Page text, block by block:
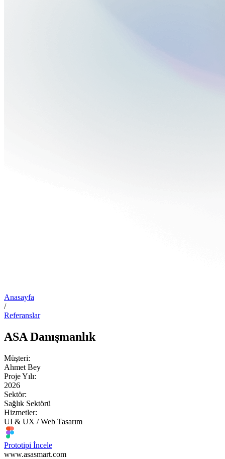
Anasayfa
/
Referanslar
ASA Danışmanlık
Müşteri:
Ahmet Bey
Proje Yılı:
2026
Sektör:
Sağlık Sektörü
Hizmetler:
UI & UX / Web Tasarım
Prototipi İncele
www.asasmart.com